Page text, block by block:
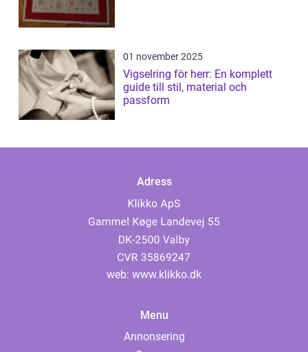
01 november 2025
Vigselring för herr: En komplett
guide till stil, material och
passform
Adress
web: www.klikko.dk
Menu
Annonsering